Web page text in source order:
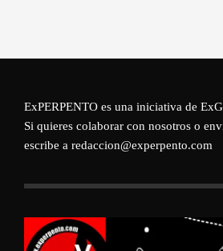
ExPERPENTO es una iniciativa de
Si quieres colaborar con nosotros o
escribe a redaccion@experpento.com